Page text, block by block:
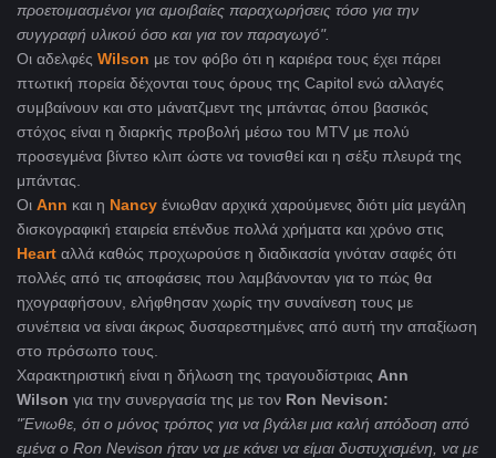
προετοιμασμένοι για αμοιβαίες παραχωρήσεις τόσο για την
συγγραφή υλικού όσο και για τον παραγωγό".
Οι αδελφές Wilson με τον φόβο ότι η καριέρα τους έχει πάρει
πτωτική πορεία δέχονται τους όρους της Capitol ενώ αλλαγές
συμβαίνουν και στο μάνατζμεντ της μπάντας όπου βασικός
στόχος είναι η διαρκής προβολή μέσω του MTV με πολύ
προσεγμένα βίντεο κλιπ ώστε να τονισθεί και η σέξυ πλευρά της
μπάντας.
Οι Ann και η Nancy ένιωθαν αρχικά χαρούμενες διότι μία μεγάλη
δισκογραφική εταιρεία επένδυε πολλά χρήματα και χρόνο στις
Heart αλλά καθώς προχωρούσε η διαδικασία γινόταν σαφές ότι
πολλές από τις αποφάσεις που λαμβάνονταν για το πώς θα
ηχογραφήσουν, ελήφθησαν χωρίς την συναίνεση τους με
συνέπεια να είναι άκρως δυσαρεστημένες από αυτή την απαξίωση
στο πρόσωπο τους.
Χαρακτηριστική είναι η δήλωση της τραγουδίστριας Ann
Wilson για την συνεργασία της με τον Ron Nevison:
"Ένιωθε, ότι ο μόνος τρόπος για να βγάλει μια καλή απόδοση από
εμένα ο Ron Nevison ήταν να με κάνει να είμαι δυστυχισμένη, να με